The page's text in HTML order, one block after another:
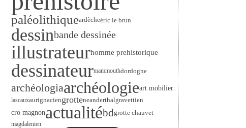
paléolithiqueardècheéric le brun
dessinbande dessinée
illustrateurhomme prehistorique
dessinateurmammouthdordogne
archéologiaarchéologieart mobilier
lascauxaurignaciengrotteneanderthalgravettien
cro magnonactualitébdgrotte chauvet
magdalenien